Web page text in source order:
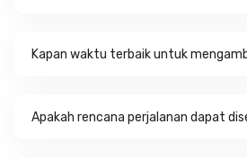
Kapan waktu terbaik untuk
Apakah rencana perjalanan dapat